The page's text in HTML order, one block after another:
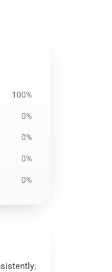
100%
0%
0%
0%
0%